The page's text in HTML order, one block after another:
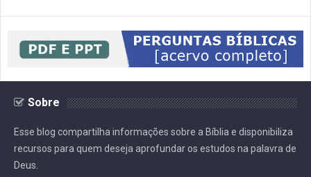
Sobre
Esse blog compartilha informações sobre a Bíblia e disponibiliza
recursos para quem deseja aprofundar os estudos na palavra de
Deus.